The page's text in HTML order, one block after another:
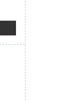
Architecture